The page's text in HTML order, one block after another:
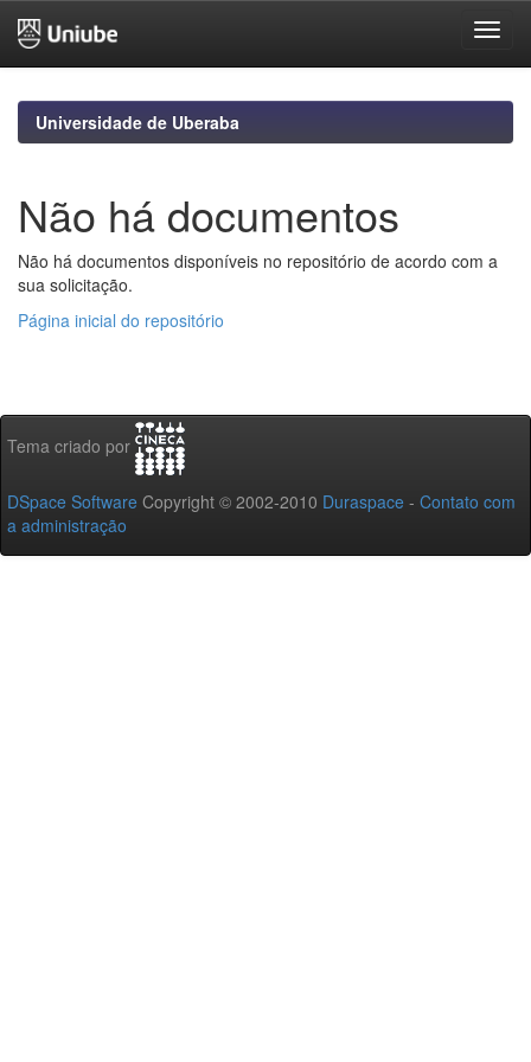
navigationUniversidade de Uberaba
Não há documentos
Não há documentos disponíveis no repositório de acordo com a
sua solicitação.
Página inicial do repositório
Tema criado por
DSpace Software Copyright © 2002-2010 Duraspace - Contato com
a administração